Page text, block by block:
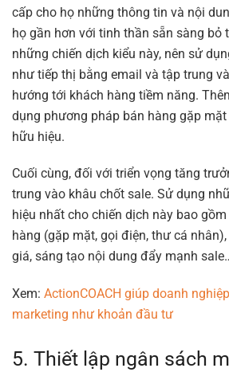
cấp cho họ những thông tin và nội
họ gần hơn với tinh thần sẵn sàng bỏ
những chiến dịch kiểu này, nên sử
như tiếp thị bằng email và tập trung
hướng tới khách hàng tiềm năng.
dụng phương pháp bán hàng gặp
hữu hiệu.
Cuối cùng, đối với triển vọng tăng
trung vào khâu chốt sale. Sử dụng
hiệu nhất cho chiến dịch này bao
hàng (gặp mặt, gọi điện, thư cá
giá, sáng tạo nội dung đẩy mạnh
Xem: ActionCOACH giúp doanh
marketing như khoản đầu tư
5. Thiết lập ngân sách